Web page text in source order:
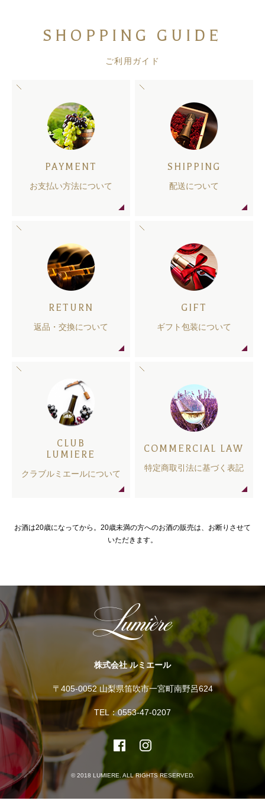
SHOPPING GUIDE
ご利用ガイド
PAYMENT
お支払い方法について
SHIPPING
配送について
RETURN
返品・交換について
GIFT
ギフト包装について
CLUB
LUMIERE
クラブルミエールについて
COMMERCIAL LAW
特定商取引法に基づく表記
お酒は20歳になってから。20歳未満の方へのお酒の販売は、お断りさせて
いただきます。
株式会社 ルミエール
〒405-0052 山梨県笛吹市一宮町南野呂624
TEL：0553-47-0207
© 2018 LUMIERE. ALL RIGHTS RESERVED.